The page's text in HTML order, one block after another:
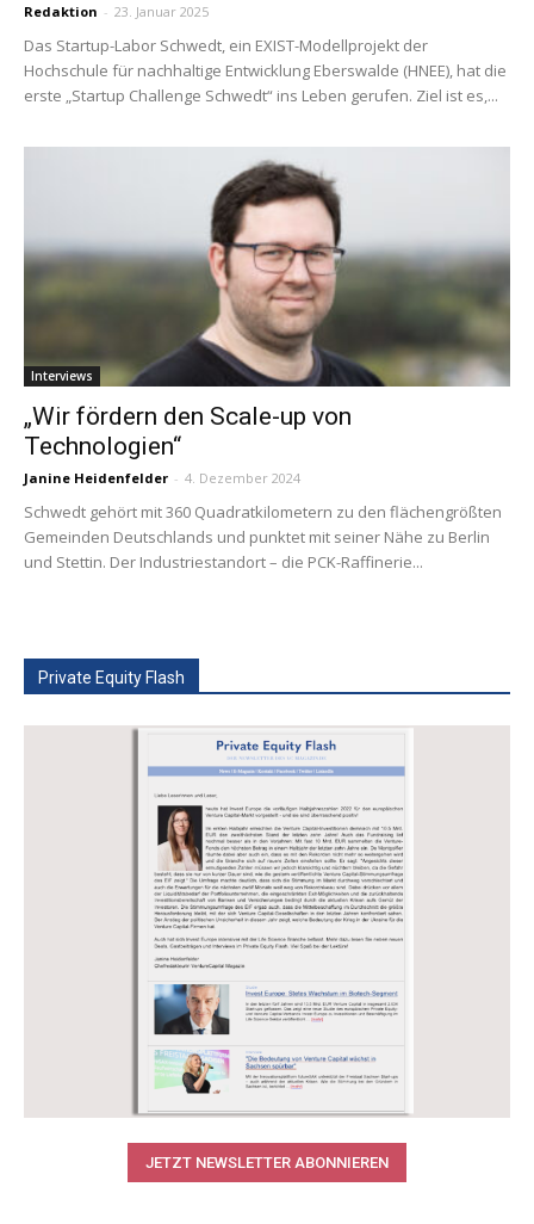
Redaktion - 23. Januar 2025
Das Startup-Labor Schwedt, ein EXIST-Modellprojekt der
Hochschule für nachhaltige Entwicklung Eberswalde (HNEE), hat die
erste „Startup Challenge Schwedt“ ins Leben gerufen. Ziel ist es,...
Interviews
„Wir fördern den Scale-up von
Technologien“
Janine Heidenfelder - 4. Dezember 2024
Schwedt gehört mit 360 Quadratkilometern zu den flächengrößten
Gemeinden Deutschlands und punktet mit seiner Nähe zu Berlin
und Stettin. Der Industriestandort – die PCK-Raffinerie...
Private Equity Flash
JETZT NEWSLETTER ABONNIEREN